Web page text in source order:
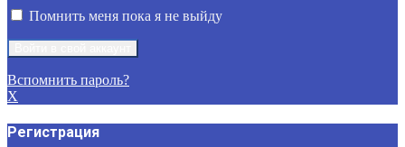
Помнить меня пока я не выйду
Вспомнить пароль?
X
Регистрация